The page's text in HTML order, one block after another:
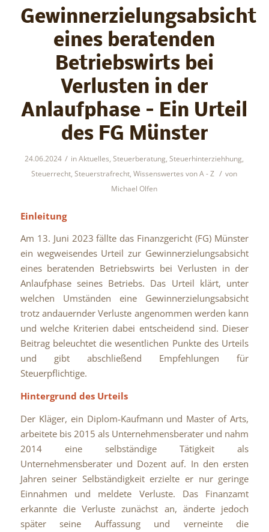
Gewinnerzielungsabsicht
eines beratenden
Betriebswirts bei
Verlusten in der
Anlaufphase – Ein Urteil
des FG Münster
24.06.2024 / inAktuelles,Steuerberatung,Steuerhinterziehhung,
Steuerrecht,Steuerstrafrecht,Wissenswertes von A - Z / von
Michael Olfen
Einleitung
Am 13. Juni 2023 fällte das Finanzgericht (FG) Münster
ein wegweisendes Urteil zur Gewinnerzielungsabsicht
eines beratenden Betriebswirts bei Verlusten in der
Anlaufphase seines Betriebs. Das Urteil klärt, unter
welchen Umständen eine Gewinnerzielungsabsicht
trotz andauernder Verluste angenommen werden kann
und welche Kriterien dabei entscheidend sind. Dieser
Beitrag beleuchtet die wesentlichen Punkte des Urteils
und gibt abschließend Empfehlungen für
Steuerpflichtige.
Hintergrund des Urteils
Der Kläger, ein Diplom-Kaufmann und Master of Arts,
arbeitete bis 2015 als Unternehmensberater und nahm
2014 eine selbständige Tätigkeit als
Unternehmensberater und Dozent auf. In den ersten
Jahren seiner Selbständigkeit erzielte er nur geringe
Einnahmen und meldete Verluste. Das Finanzamt
erkannte die Verluste zunächst an, änderte jedoch
später seine Auffassung und verneinte die